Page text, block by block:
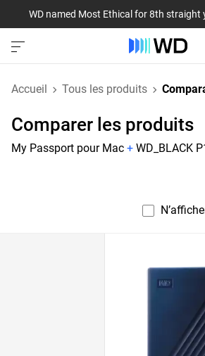
WD named Most Ethical for 8th straight
Accueil Tous les produits
Comparer les produits
My Passport pour Mac + WD_BLACK